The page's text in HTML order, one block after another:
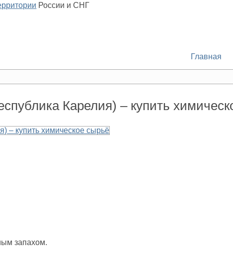
России и СНГ
Главная
Карелия) – купить
запахом.